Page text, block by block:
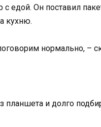
с едой. Он поставил
кухню.
нормально, –
планшета и долго